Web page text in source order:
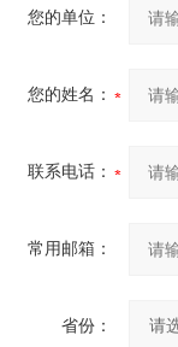
您的单位：
您的姓名：
联系电话：
常用邮箱：
省份：